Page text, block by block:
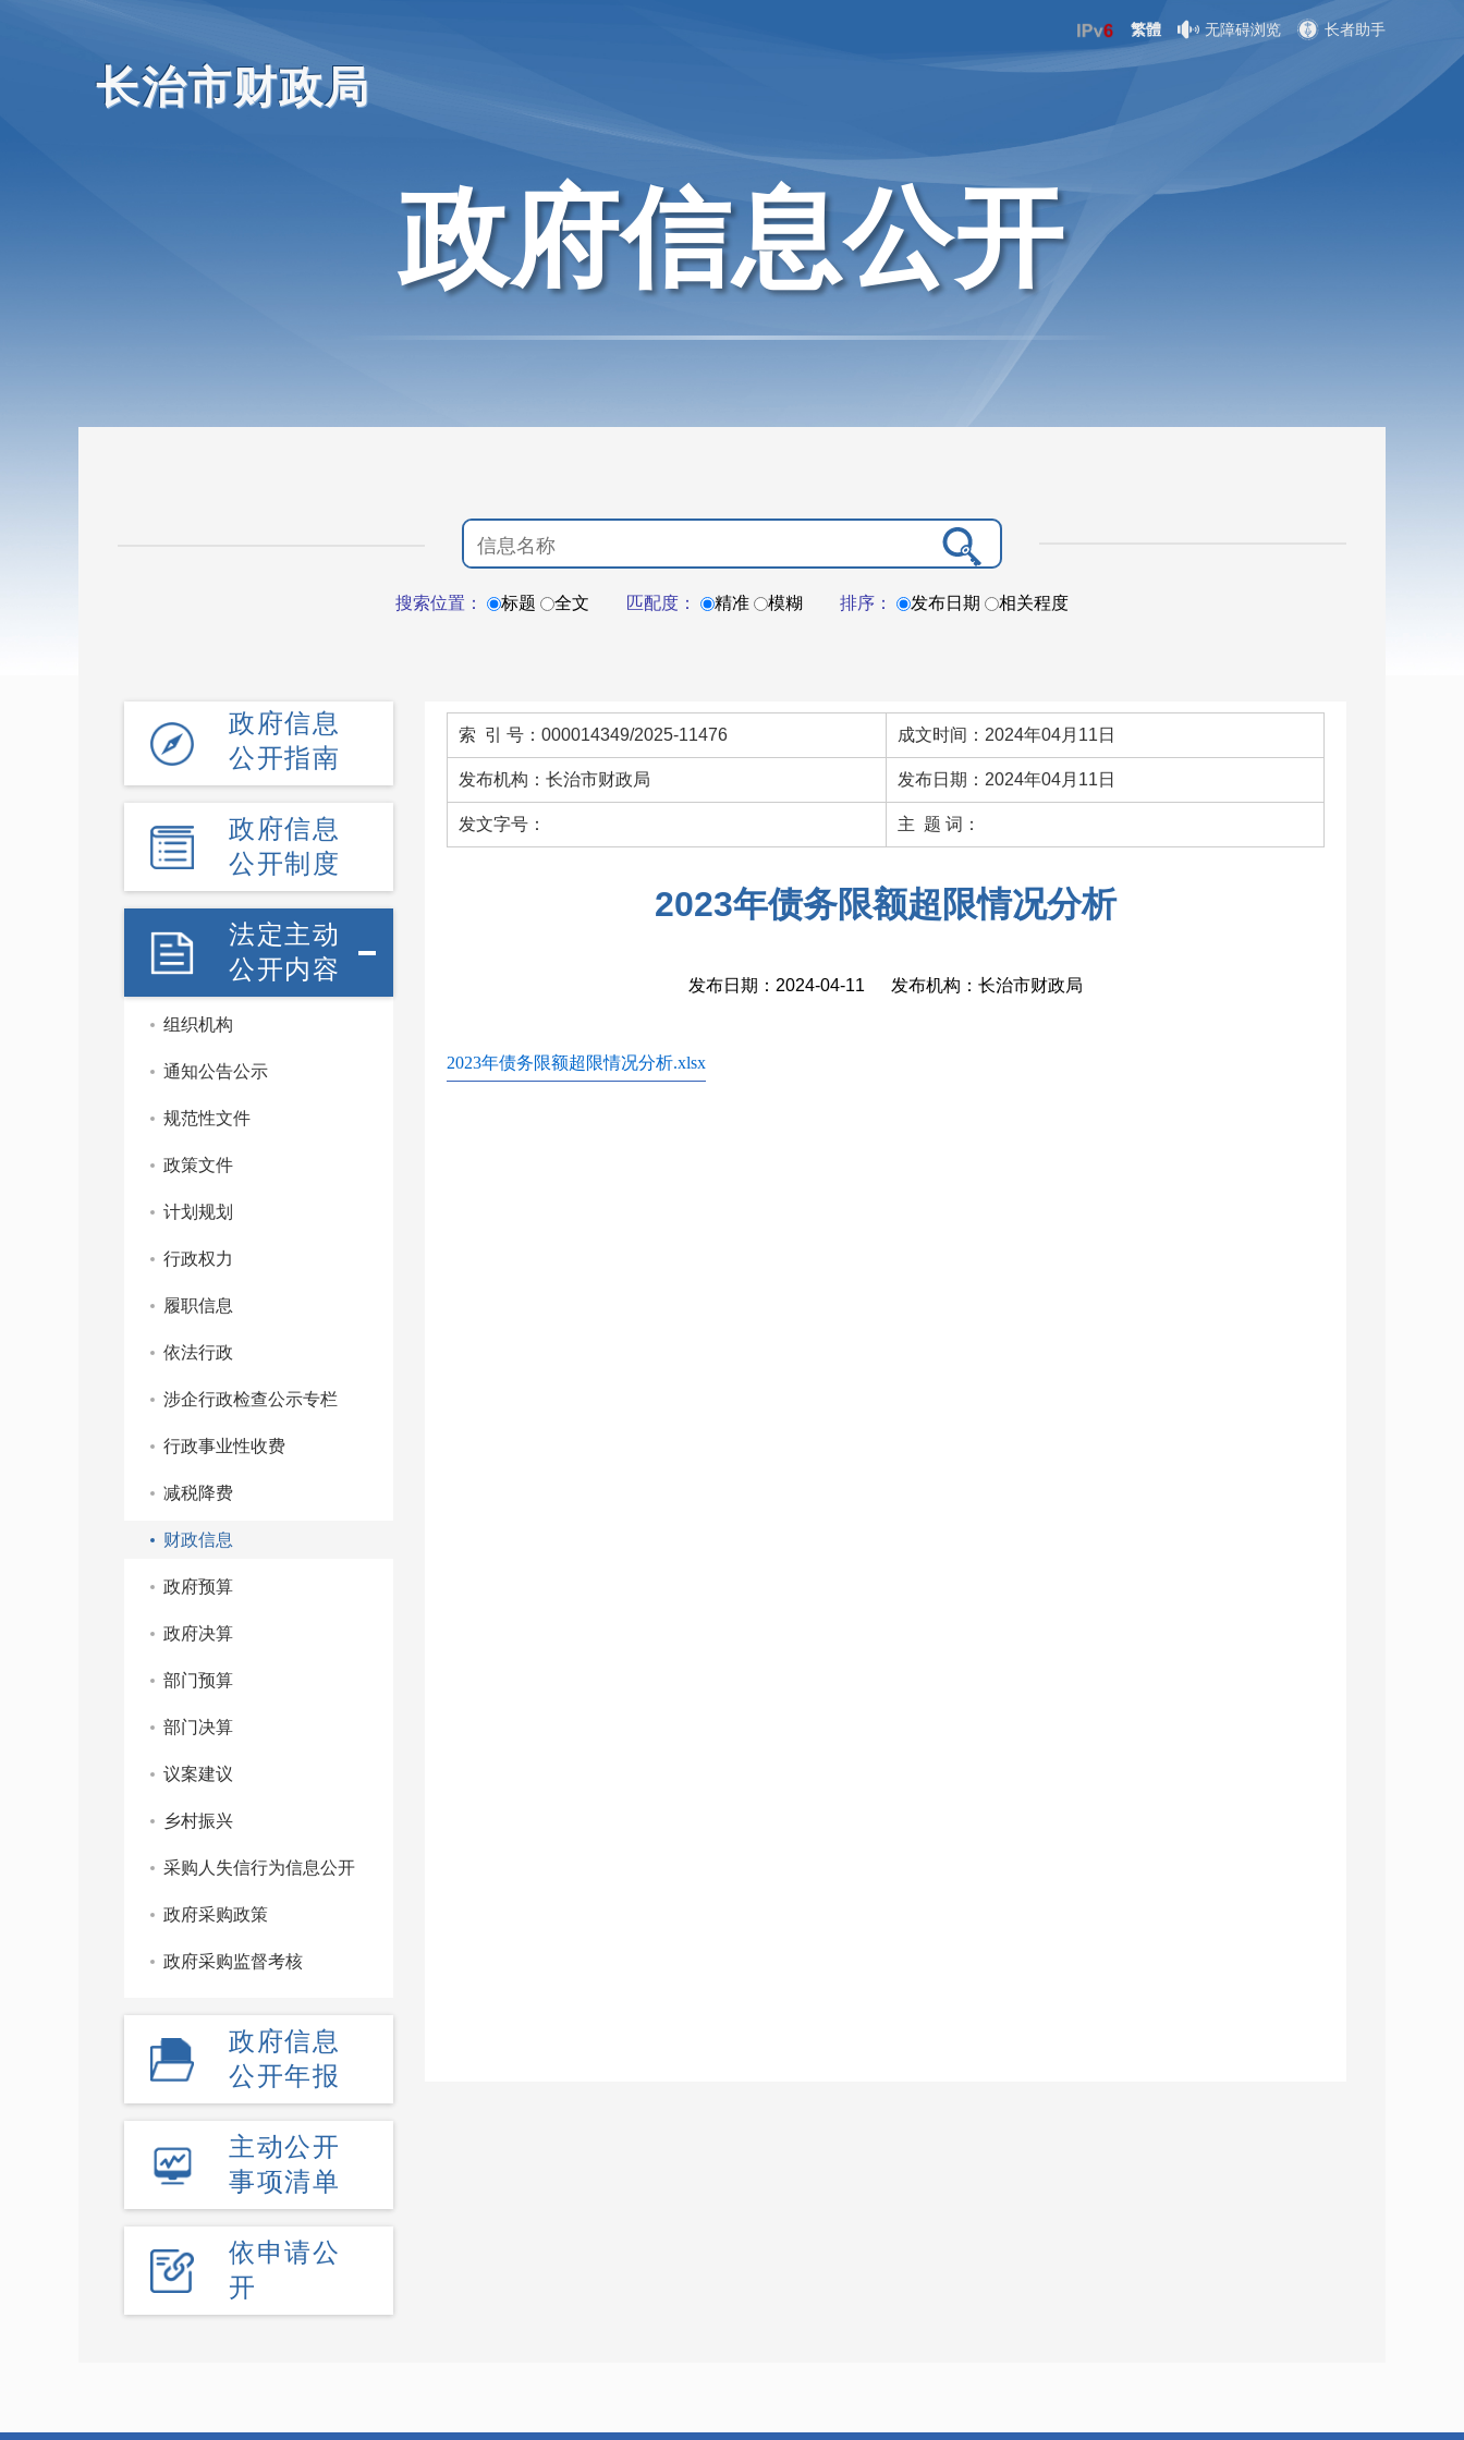
长治市财政局
繁體 无障碍浏览 长者助手
政府信息公开
搜索位置： 标题 全文 匹配度： 精准 模糊 排序： 发布日期 相关程度
政府信息
公开指南
政府信息
公开制度
法定主动
公开内容
组织机构
通知公告公示
规范性文件
政策文件
计划规划
行政权力
履职信息
依法行政
涉企行政检查公示专栏
行政事业性收费
减税降费
财政信息
政府预算
政府决算
部门预算
部门决算
议案建议
乡村振兴
采购人失信行为信息公开
政府采购政策
政府采购监督考核
政府信息
公开年报
主动公开
事项清单
依申请公
开
索 引 号：000014349/2025-11476 成文时间：2024年04月11日
发布机构：长治市财政局 发布日期：2024年04月11日
发文字号： 主 题 词：
2023年债务限额超限情况分析
发布日期：2024-04-11 发布机构：长治市财政局
2023年债务限额超限情况分析.xlsx